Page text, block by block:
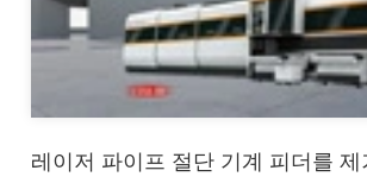
레이저 파이프 절단 기계 피더를 제